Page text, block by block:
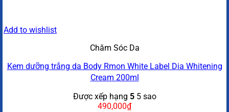
Add to wishlist
Chăm Sóc Da
Kem dưỡng trắng da Body Rmon White Label Dia Whitening
Cream 200ml
Được xếp hạng 55 sao
490,000₫